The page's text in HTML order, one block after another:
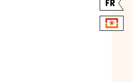
FR